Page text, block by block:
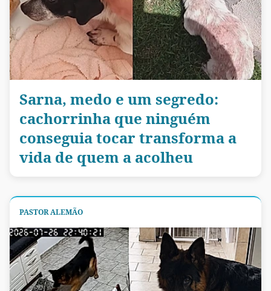
Sarna, medo e um segredo:
cachorrinha que ninguém
conseguia tocar transforma a
vida de quem a acolheu
PASTOR ALEMÃO